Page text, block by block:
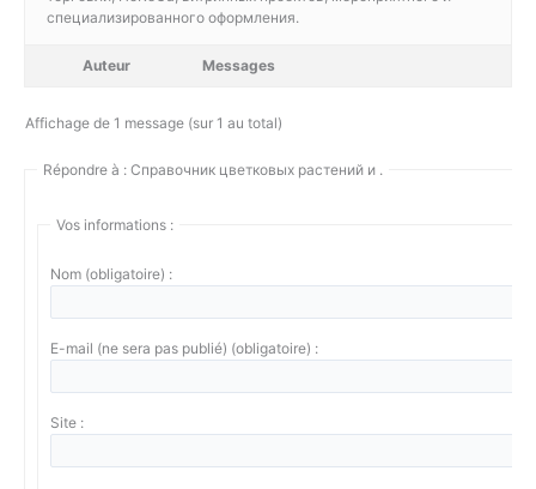
специализированного оформления.
Auteur Messages
Affichage de 1 message (sur 1 au total)
Répondre à : Справочник цветковых растений и .
Vos informations :
Nom (obligatoire) :
E-mail (ne sera pas publié) (obligatoire) :
Site :